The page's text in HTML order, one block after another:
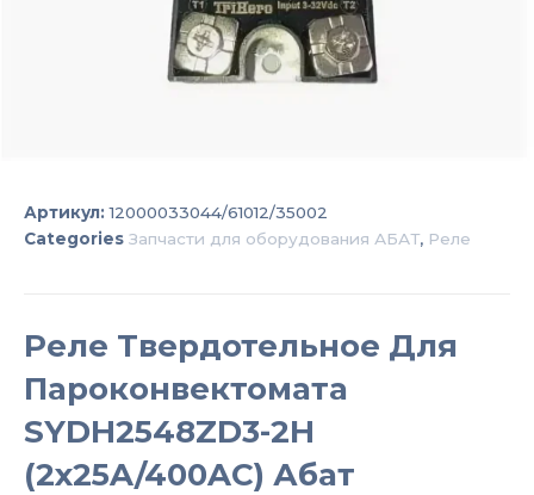
Артикул:12000033044/61012/35002
Categories Запчасти для оборудования АБАТ, Реле
Реле Твердотельное Для
Пароконвектомата
SYDH2548ZD3-2Н
(2х25A/400AC) Абат